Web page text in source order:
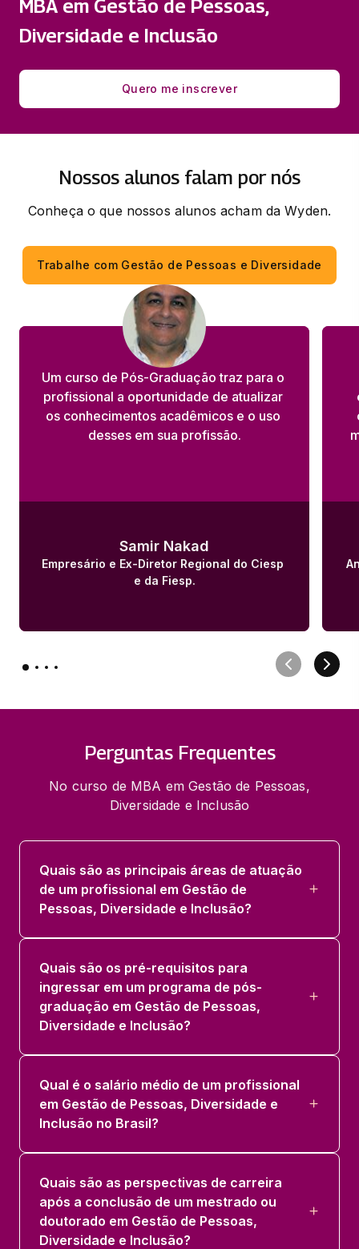
RECRUTAMENTO, SELEÇÃO E
PROVIMENTO DE PESSOAL
REDES SOCIAIS, PROCESSOS SELETIVOS
33 horas
MBA em Gestão de Pessoas,
Diversidade e Inclusão
Quero me inscrever
Nossos alunos falam por nós
Conheça o que nossos alunos acham da Wyden.
Trabalhe com Gestão de Pessoas e Diversidade
Um curso de Pós-Graduação traz para o
profissional a oportunidade de atualizar
os conhecimentos acadêmicos e o uso
desses em sua profissão.
Samir Nakad
Empresário e Ex-Diretor Regional do Ciesp
e da Fiesp.
Perguntas Frequentes
No curso de MBA em Gestão de Pessoas,
Diversidade e Inclusão
Quais são as principais áreas de atuação
de um profissional em Gestão de
Pessoas, Diversidade e Inclusão?
Quais são os pré-requisitos para
ingressar em um programa de pós-
graduação em Gestão de Pessoas,
Diversidade e Inclusão?
Qual é o salário médio de um profissional
em Gestão de Pessoas, Diversidade e
Inclusão no Brasil?
Quais são as perspectivas de carreira
após a conclusão de um mestrado ou
doutorado em Gestão de Pessoas,
Diversidade e Inclusão?